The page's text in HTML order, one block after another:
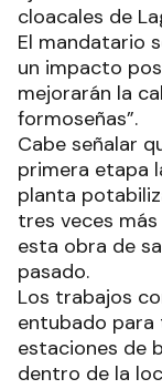
cloacales de
El mandatario
un impacto
mejorarán la
formoseñas”.
Cabe señalar
primera etapa
planta
tres veces
esta obra de
pasado.
Los trabajos
entubado para
estaciones de
dentro de la